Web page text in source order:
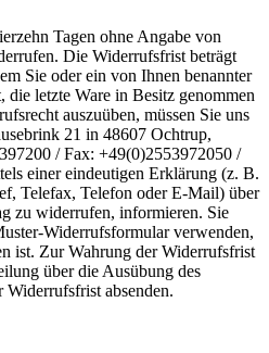
Tagen ohne Angabe von
Die Widerrufsfrist beträgt
Sie oder ein von Ihnen benannter
letzte Ware in Besitz genommen
auszuüben, müssen Sie uns
21 in 48607 Ochtrup,
/ Fax: +49(0)2553972050 /
einer eindeutigen Erklärung (z. B.
Telefax, Telefon oder E-Mail) über
zu widerrufen, informieren. Sie
Widerrufsformular verwenden,
ist. Zur Wahrung der Widerrufsfrist
über die Ausübung des
absenden.